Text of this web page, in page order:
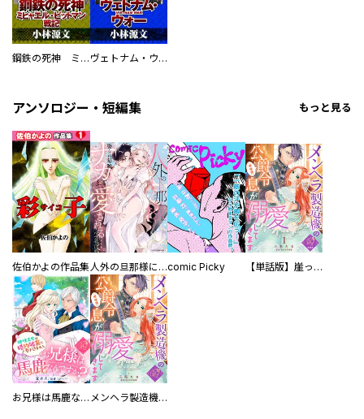
鋼鉄の死神 ミヒャエル・ビットマン戦記 ヴェトナム・ウォー VIETNAM WAR
アンソロジー・短編集 もっと見る
佐伯かよの作品集 人外の旦那様に娶られ毎晩ナカまで愛される…。アンソロジーcomic Picky 【単話版】崖っぷち令嬢ですが、意地と策略で幸せになります！シリーズ
お兄様は馬鹿なんですか？～地味王女は婚約破棄に巻き込まれる～ メンヘラ製造機の公爵令息（過保護）が溺愛してきます